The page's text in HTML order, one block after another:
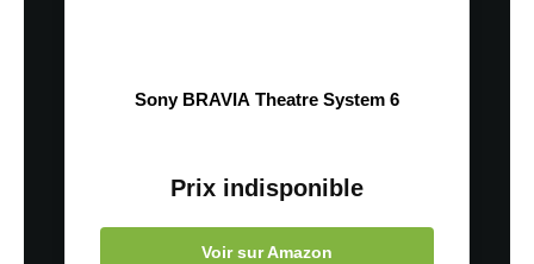
Sony BRAVIA Theatre System 6
Prix indisponible
Voir sur Amazon